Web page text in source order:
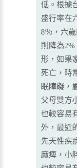
低。根據
盛行率在
8％，六
則降為
形，如果
死亡，時
眠障礙，
父母雙方
也較容易
外，最近
先天性疾
麻痺，小